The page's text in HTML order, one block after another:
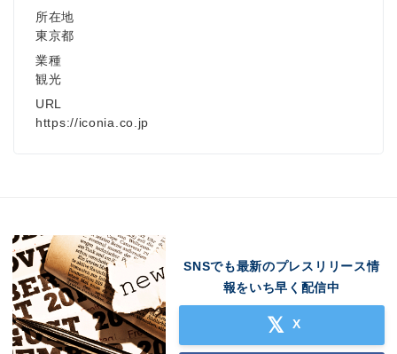
所在地
東京都
業種
観光
URL
https://iconia.co.jp
SNSでも最新のプレスリリース情
報をいち早く配信中
X